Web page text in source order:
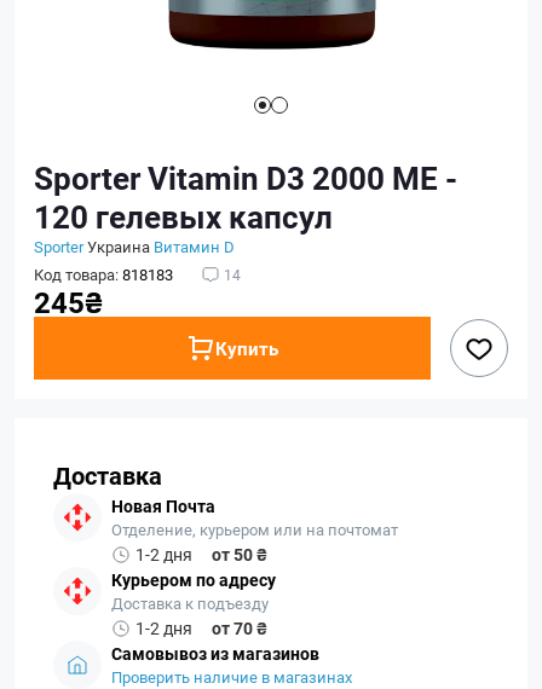
Sporter Vitamin D3 2000 ME -
120 гелевых капсул
SporterУкраина Витамин D
Код товара:818183 14
245₴
Купить
Доставка
Новая Почта
Отделение, курьером или на почтомат
1-2 дня
от 50 ₴
Курьером по адресу
Доставка к подъезду
1-2 дня
от 70 ₴
Самовывоз из магазинов
Проверить наличие в магазинах